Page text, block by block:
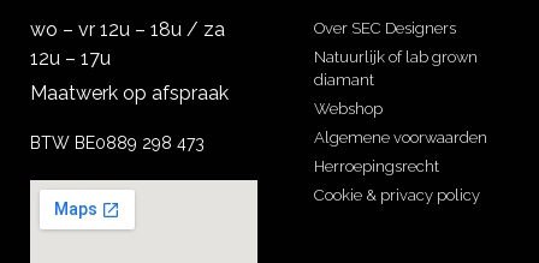
wo – vr 12u – 18u / za
12u – 17u
Maatwerk op afspraak
BTW BE0889 298 473
Over SEC Designers
Natuurlijk of lab grown
diamant
Webshop
Algemene voorwaarden
Herroepingsrecht
Cookie & privacy policy